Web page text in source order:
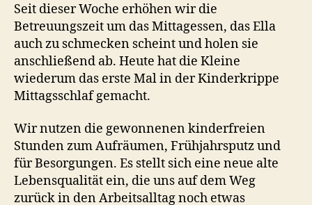
Seit dieser Woche erhöhen wir die
Betreuungszeit um das Mittagessen, das Ella
auch zu schmecken scheint und holen sie
anschließend ab. Heute hat die Kleine
wiederum das erste Mal in der Kinderkrippe
Mittagsschlaf gemacht.
Wir nutzen die gewonnenen kinderfreien
Stunden zum Aufräumen, Frühjahrsputz und
für Besorgungen. Es stellt sich eine neue alte
Lebensqualität ein, die uns auf dem Weg
zurück in den Arbeitsalltag noch etwas